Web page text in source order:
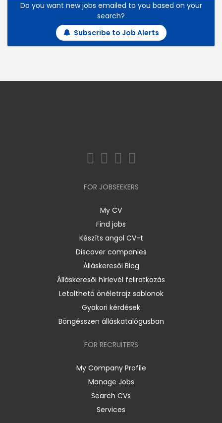
Do you want new jobs emailed to you based on your
search?
Subscribe to Job Alerts
FOR JOBSEEKERS
My CV
Find jobs
Készíts angol CV-t
Discover companies
Álláskeresői Blog
Álláskeresői hírlevél feliratkozás
Letölthető önéletrajz sablonok
Gyakori kérdések
Böngésszen álláskatalógusban
FOR RECRUITERS
My Company Profile
Manage Jobs
Search CVs
Services